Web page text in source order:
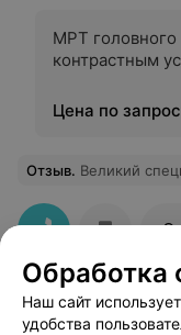
МРТ головного
контрастным
Цена по
Отзыв. Великий
Обработка
Наш сайт
удобства